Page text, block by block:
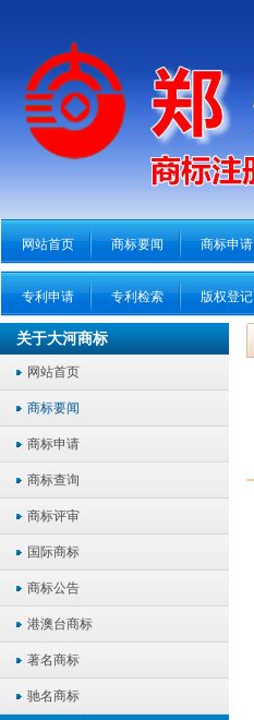
网站首页 商标要闻 商标申请
专利申请 专利检索 版权登记
关于大河商标
网站首页
商标要闻
商标申请
商标查询
商标评审
国际商标
商标公告
港澳台商标
著名商标
驰名商标